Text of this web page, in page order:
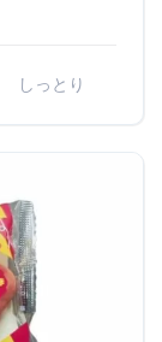
しっとり